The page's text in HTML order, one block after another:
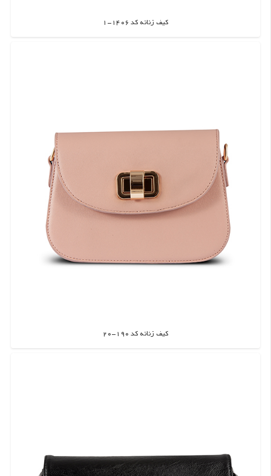
کیف زنانه کد 1406-1
اطلاعات بیشتر
کیف زنانه کد 190-20
اطلاعات بیشتر